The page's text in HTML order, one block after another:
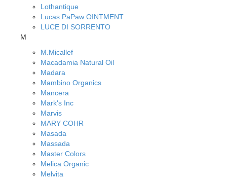
Lothantique
Lucas PaPaw OINTMENT
LUCE DI SORRENTO
M
M.Micallef
Macadamia Natural Oil
Madara
Mambino Organics
Mancera
Mark's Inc
Marvis
MARY COHR
Masada
Massada
Master Colors
Melica Organic
Melvita